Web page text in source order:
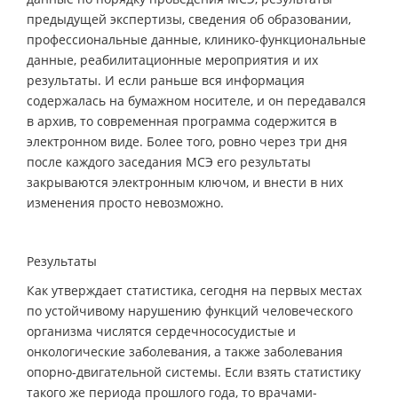
предыдущей экспертизы, сведения об образовании,
профессиональные данные, клинико-функциональные
данные, реабилитационные мероприятия и их
результаты. И если раньше вся информация
содержалась на бумажном носителе, и он передавался
в архив, то современная программа содержится в
электронном виде. Более того, ровно через три дня
после каждого заседания МСЭ его результаты
закрываются электронным ключом, и внести в них
изменения просто невозможно.
Результаты
Как утверждает статистика, сегодня на первых местах
по устойчивому нарушению функций человеческого
организма числятся сердечнососудистые и
онкологические заболевания, а также заболевания
опорно-двигательной системы. Если взять статистику
такого же периода прошлого года, то врачами-